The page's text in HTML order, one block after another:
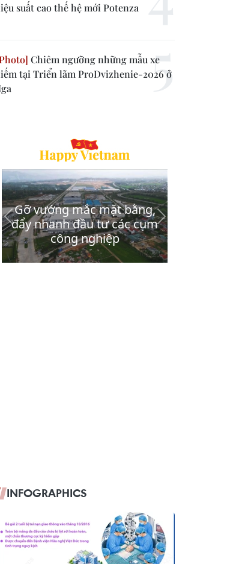
suất cao thế hệ mới Potenza
Chiêm ngưỡng những mẫu xe
tại Triển lãm ProDvizhenie-2026 ở
INFOGRAPHICS